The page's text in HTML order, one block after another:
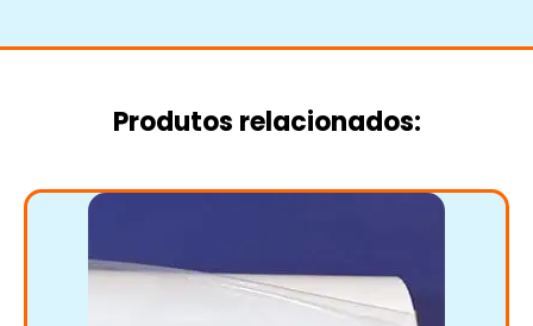
Produtos relacionados: